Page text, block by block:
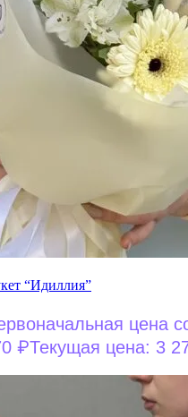
“Идиллия”
цена
₽Текущая цена: 3